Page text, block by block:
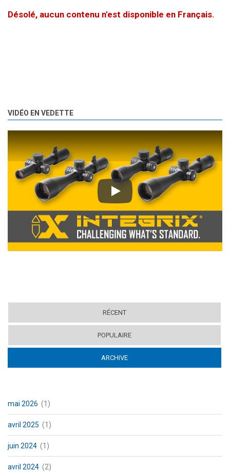
Désolé, aucun contenu n'est disponible en Français.
VIDÉO EN VEDETTE
Play
RÉCENT
POPULAIRE
ARCHIVE
mai 2026 (1)
avril 2025 (1)
juin 2024 (1)
avril 2024 (2)